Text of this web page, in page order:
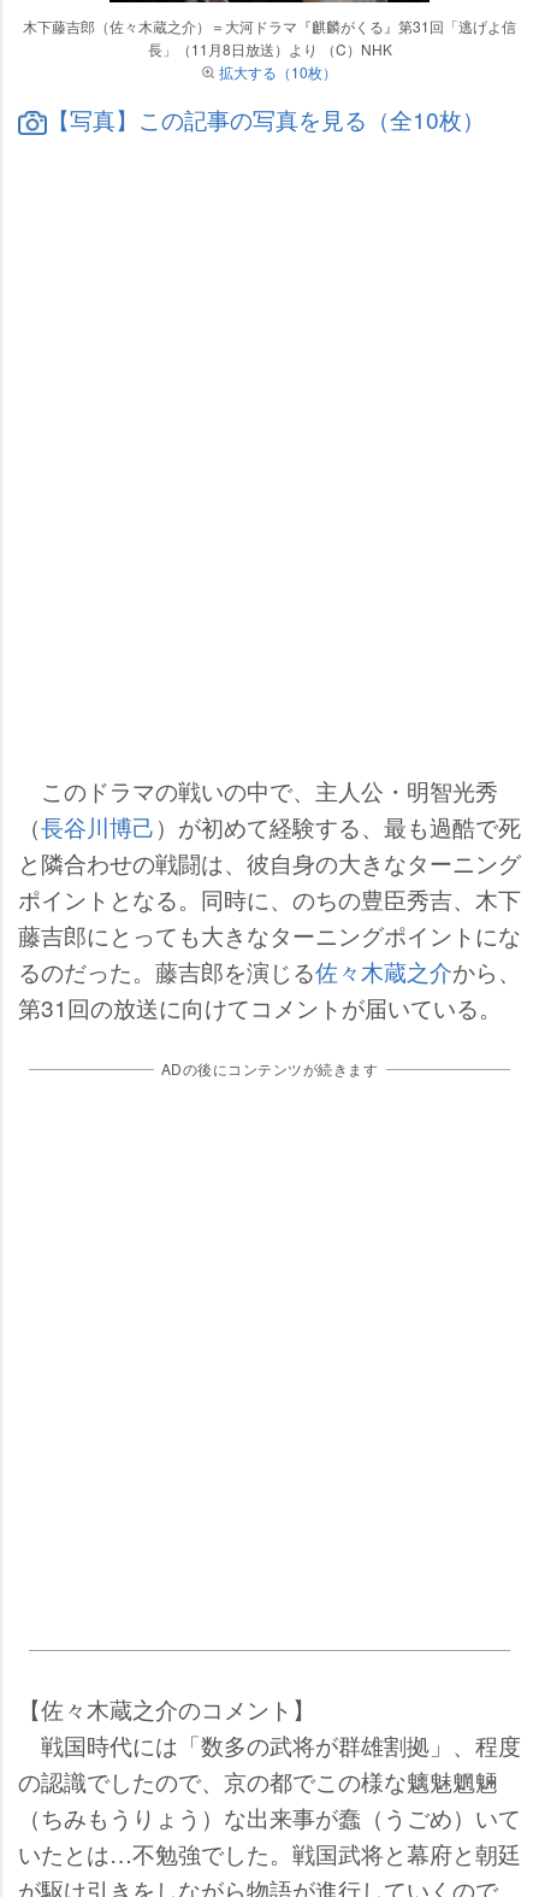
木下藤吉郎（佐々木蔵之介）＝大河ドラマ『麒麟がくる』第31回「逃げよ信
長」（11月8日放送）より （C）NHK
拡大する（10枚）
【写真】この記事の写真を見る（全10枚）
このドラマの戦いの中で、主人公・明智光秀
（長谷川博己）が初めて経験する、最も過酷で死
と隣合わせの戦闘は、彼自身の大きなターニング
ポイントとなる。同時に、のちの豊臣秀吉、木下
藤吉郎にとっても大きなターニングポイントにな
るのだった。藤吉郎を演じる佐々木蔵之介から、
第31回の放送に向けてコメントが届いている。
ADの後にコンテンツが続きます
【佐々木蔵之介のコメント】
戦国時代には「数多の武将が群雄割拠」、程度
の認識でしたので、京の都でこの様な魑魅魍魎
（ちみもうりょう）な出来事が蠢（うごめ）いて
いたとは…不勉強でした。戦国武将と幕府と朝廷
が駆け引きをしながら物語が進行していくので、